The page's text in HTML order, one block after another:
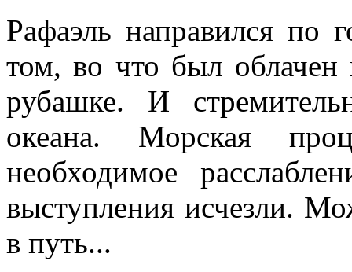
Рафаэль направился по
том, во что был
рубашке. И
океана. Морская
необходимое
выступления исчезли.
в путь...